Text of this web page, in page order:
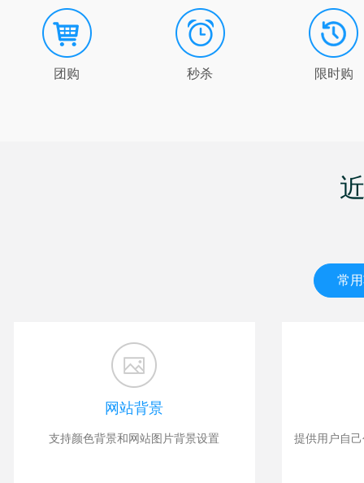
团购 秒杀 限时购
常
网站背景
支持颜色背景和网站图片背景设置 提供用户自